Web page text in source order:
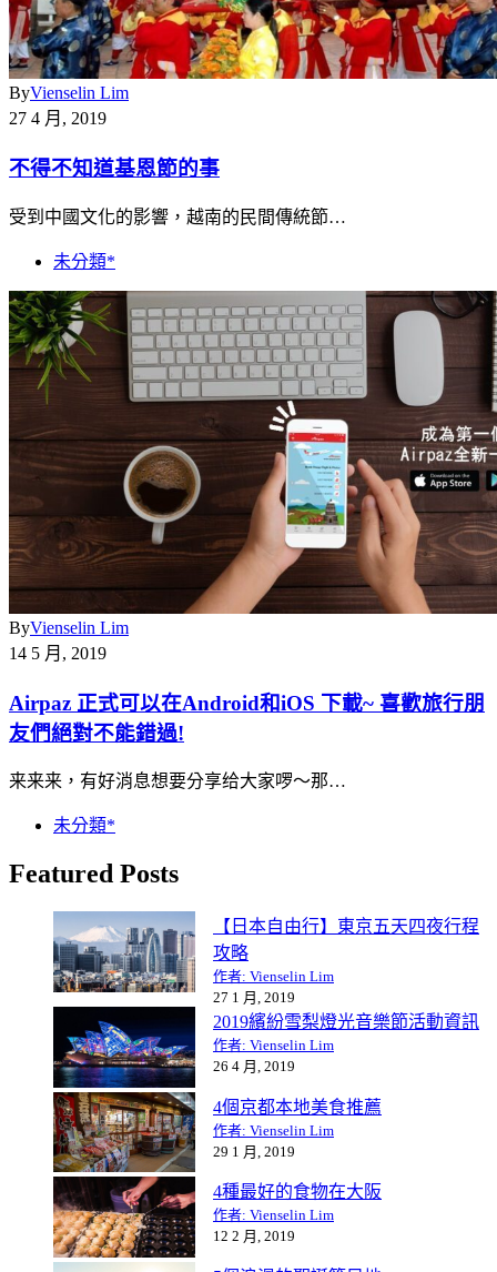
ByVienselin Lim
27 4 月, 2019
不得不知道基恩節的事
受到中國文化的影響，越南的民間傳統節…
未分類*
ByVienselin Lim
14 5 月, 2019
Airpaz 正式可以在Android和iOS 下載~ 喜歡旅行朋
友們絕對不能錯過!
来来来，有好消息想要分享给大家啰～那…
未分類*
Featured Posts
【日本自由行】東京五天四夜行程
攻略
作者: Vienselin Lim
27 1 月, 2019
2019繽紛雪梨燈光音樂節活動資訊
作者: Vienselin Lim
26 4 月, 2019
4個京都本地美食推薦
作者: Vienselin Lim
29 1 月, 2019
4種最好的食物在大阪
作者: Vienselin Lim
12 2 月, 2019